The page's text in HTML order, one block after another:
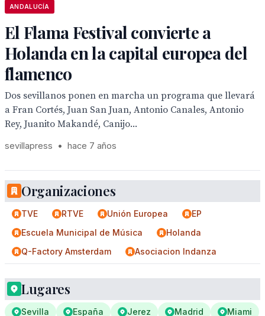
ANDALUCÍA
El Flama Festival convierte a
Holanda en la capital europea del
flamenco
Dos sevillanos ponen en marcha un programa que llevará
a Fran Cortés, Juan San Juan, Antonio Canales, Antonio
Rey, Juanito Makandé, Canijo...
sevillapress • hace 7 años
Organizaciones
TVE RTVE Unión Europea
EP
Escuela Municipal de Música
Holanda
Q-Factory Amsterdam
Asociacion Indanza
Lugares
Sevilla España Jerez Madrid Miami